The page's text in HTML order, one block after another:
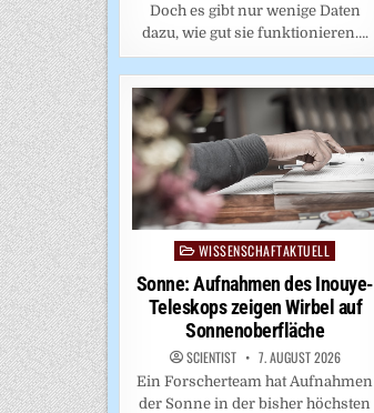
Doch es gibt nur wenige Daten
dazu, wie gut sie funktionieren….
PostedWISSENSCHAFTAKTUELL
Sonne: Aufnahmen des Inouye-
Teleskops zeigen Wirbel auf
Sonnenoberfläche
SCIENTIST 7. AUGUST 2026
Ein Forscherteam hat Aufnahmen
der Sonne in der bisher höchsten